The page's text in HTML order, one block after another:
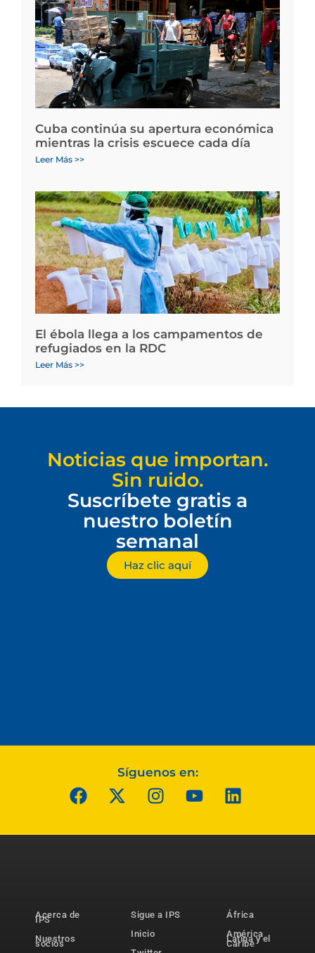
Cuba continúa su apertura económica
mientras la crisis escuece cada día
Leer Más >>
El ébola llega a los campamentos de
refugiados en la RDC
Leer Más >>
Noticias que importan.
Sin ruido.
Suscríbete gratis a
nuestro boletín
semanal
Haz clic aquí
Síguenos en:
Acerca de
IPS
Nuestros
socios
Sigue a IPS
Inicio
África
América
Latina y el
Caribe